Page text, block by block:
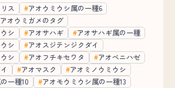
ス
アオウミウシ属の一種6
アオウミガメのタグ
シ
アオサハギ
アオサハギ属の一種
シ
アオスジテンジクダイ
シ
アオフチキセワタ
アオベニハゼ
アオマスク
アオミノウミウシ
一種10
アオモウミウシ属の一種13